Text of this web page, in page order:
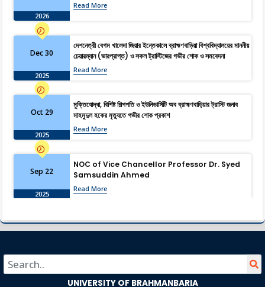
2026
Read More
Dec 30
2025
দেশনেত্রী বেগম খালেদা জিয়ার ইন্তেকালে ব্রাহ্মণবাড়িয়া বিশ্ববিদ্যালয়ের মাননীয়
চেয়ারম্যান (ভারপ্রাপ্ত) ও সকল ট্রাস্টিজের গভীর শোক ও সমবেদনা
Read More
Oct 29
2025
মুক্তিযোদ্ধা, বিশিষ্ট শিল্পপতি ও ইউনিভার্সিটি অব ব্রাহ্মণবাড়িয়ার ট্রাস্টি জনাব
মাহমুদুল হকের মৃত্যুতে গভীর শোক প্রকাশ
Read More
Sep 22
2025
NOC of Vice Chancellor Professor Dr. Syed
Samsuddin Ahmed
Read More
Aug 13
2025
University of Brahmanbaria: Shaping the
Future Through Research
University of Brahmanbaria Observes “July
UNIVERSITY OF BRAHMANBARIA